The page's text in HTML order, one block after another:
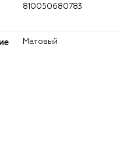
810050680783
Матовый